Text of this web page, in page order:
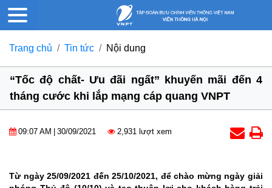
Trang chủ Tin tức Nội dung
“Tốc độ chất- Ưu đãi ngất” khuyến mãi đến 4
tháng cước khi lắp mạng cáp quang VNPT
09:07 AM 30/09/2021 2,931 lượt xem
Từ ngày 25/09/2021 đến 25/10/2021, để chào mừng ngày giải